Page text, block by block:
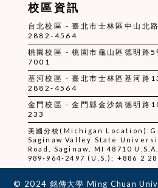
校區資訊
台北校區 - 臺北市士林區中山北
2882-4564
桃園校區 - 桃園市龜山區德明
7001
基河校區 - 臺北市士林區基河
2882-4564
金門校區 - 金門縣金沙鎮德明
233
美國分校(Michigan
Saginaw Valley State
Road, Saginaw, MI 48710
989-964-2497 (U.S.); +886 2
© 2024 銘傳大學 Ming Chuan